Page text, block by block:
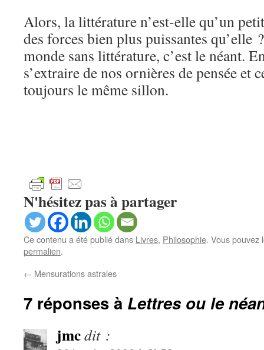
Alors, la littérature n’est-elle qu’un
des forces bien plus puissantes qu’elle
monde sans littérature, c’est le néant.
s’extraire de nos ornières de pensée et
toujours le même sillon.
N'hésitez pas à partager
Ce contenu a été publié dans Livres, Philosophie. Vous
permalien.
← Mensurations astrales
7 réponses à Lettres ou le
jmcdit :